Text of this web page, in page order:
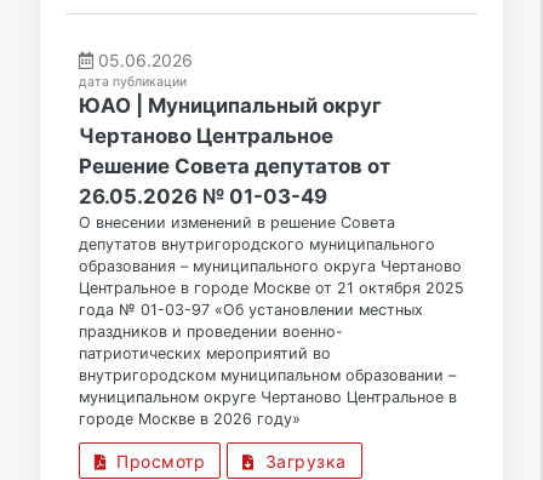
05.06.2026
дата публикации
ЮАО | Муниципальный округ
Чертаново Центральное
Решение Совета депутатов от
26.05.2026 № 01-03-49
О внесении изменений в решение Совета
депутатов внутригородского муниципального
образования – муниципального округа Чертаново
Центральное в городе Москве от 21 октября 2025
года № 01-03-97 «Об установлении местных
праздников и проведении военно-
патриотических мероприятий во
внутригородском муниципальном образовании –
муниципальном округе Чертаново Центральное в
городе Москве в 2026 году»
Просмотр Загрузка